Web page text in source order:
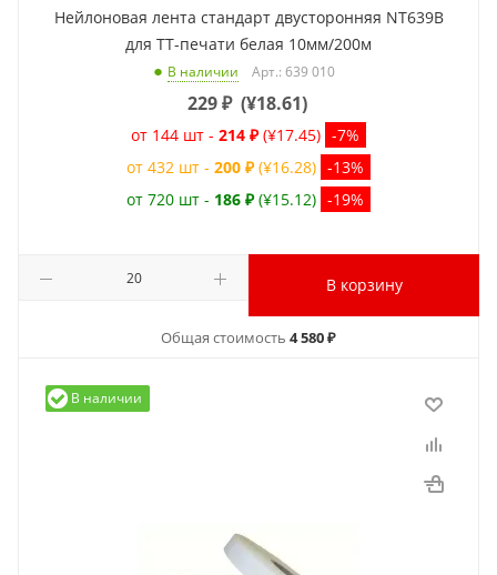
Нейлоновая лента стандарт двусторонняя NT639B
для ТТ-печати белая 10мм/200м
В наличии Арт.: 639 010
229₽ (¥18.61)
от 144 шт - 214 ₽ (¥17.45) -7%
от 432 шт - 200 ₽ (¥16.28) -13%
от 720 шт - 186 ₽ (¥15.12) -19%
В корзину
Общая стоимость 4 580 ₽
В наличии